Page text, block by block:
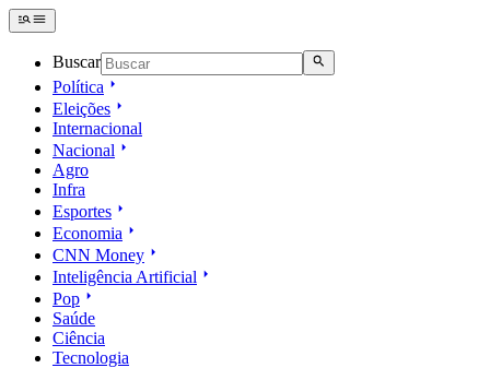
Buscar
Política
Eleições
Internacional
Nacional
Agro
Infra
Esportes
Economia
CNN Money
Inteligência Artificial
Pop
Saúde
Ciência
Tecnologia